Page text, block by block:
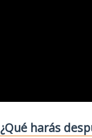
¿Qué harás